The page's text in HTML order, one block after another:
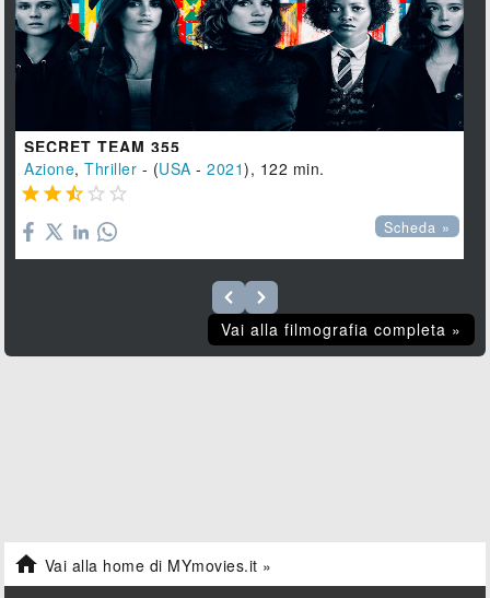
SECRET TEAM 355
Azione,Thriller - (USA -2021), 122 min.
    
Scheda »
Vai alla filmografia completa »
 Vai alla home di MYmovies.it »